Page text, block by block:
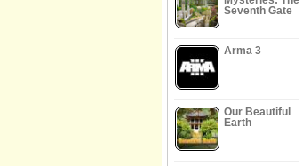
Seventh Gate
Arma 3
Our Beautiful
Earth